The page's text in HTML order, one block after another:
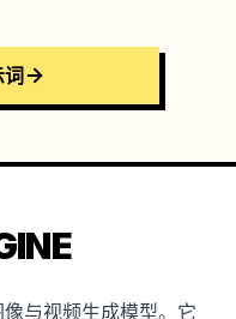
与视频生成模型。它